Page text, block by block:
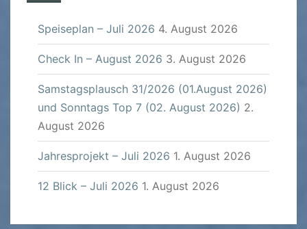
Speiseplan – Juli 2026 4. August 2026
Check In – August 2026 3. August 2026
Samstagsplausch 31/2026 (01.August 2026)
und Sonntags Top 7 (02. August 2026) 2.
August 2026
Jahresprojekt – Juli 2026 1. August 2026
12 Blick – Juli 2026 1. August 2026